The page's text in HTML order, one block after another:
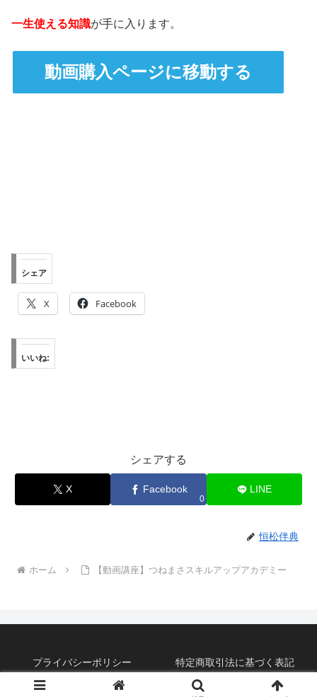
一生使える知識が手に入ります。
動画購入ページに移動する
シェア
X Facebook
いいね:
シェアする
X Facebook
0
LINE
恒松伴典
ホーム 【動画講座】つねまさスキルアップアカデミー
プライバシーポリシー 特定商取引法に基づく表記
©2019 恒松式『脳チング』BLOG。